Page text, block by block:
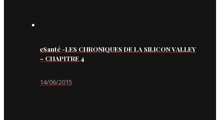
eSanté -LES CHRONIQUES DE LA SILICON VALLEY
– CHAPITRE 4
14/06/2015